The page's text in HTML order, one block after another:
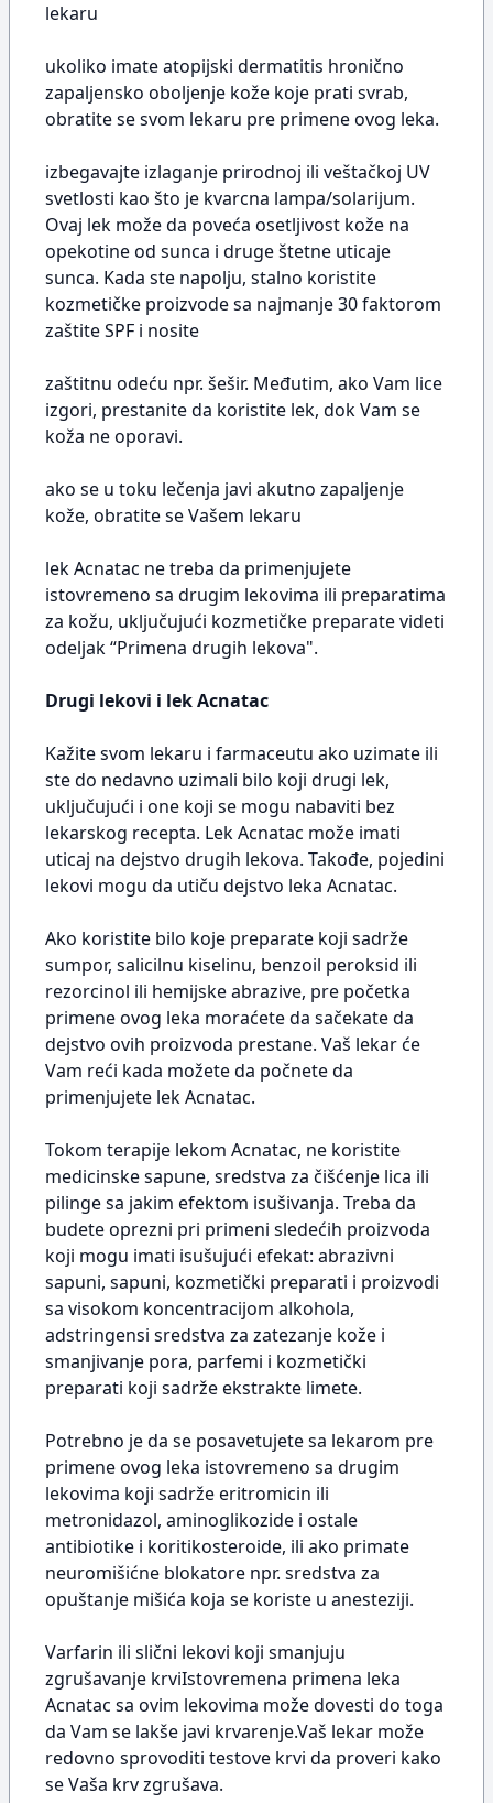
lekaru
ukoliko imate atopijski dermatitis hronično
zapaljensko oboljenje kože koje prati svrab,
obratite se svom lekaru pre primene ovog leka.
izbegavajte izlaganje prirodnoj ili veštačkoj UV
svetlosti kao što je kvarcna lampa/solarijum.
Ovaj lek može da poveća osetljivost kože na
opekotine od sunca i druge štetne uticaje
sunca. Kada ste napolju, stalno koristite
kozmetičke proizvode sa najmanje 30 faktorom
zaštite SPF i nosite
zaštitnu odeću npr. šešir. Međutim, ako Vam lice
izgori, prestanite da koristite lek, dok Vam se
koža ne oporavi.
ako se u toku lečenja javi akutno zapaljenje
kože, obratite se Vašem lekaru
lek Acnatac ne treba da primenjujete
istovremeno sa drugim lekovima ili preparatima
za kožu, uključujući kozmetičke preparate videti
odeljak “Primena drugih lekova".
Drugi lekovi i lek Acnatac
Kažite svom lekaru i farmaceutu ako uzimate ili
ste do nedavno uzimali bilo koji drugi lek,
uključujući i one koji se mogu nabaviti bez
lekarskog recepta. Lek Acnatac može imati
uticaj na dejstvo drugih lekova. Takođe, pojedini
lekovi mogu da utiču dejstvo leka Acnatac.
Ako koristite bilo koje preparate koji sadrže
sumpor, salicilnu kiselinu, benzoil peroksid ili
rezorcinol ili hemijske abrazive, pre početka
primene ovog leka moraćete da sačekate da
dejstvo ovih proizvoda prestane. Vaš lekar će
Vam reći kada možete da počnete da
primenjujete lek Acnatac.
Tokom terapije lekom Acnatac, ne koristite
medicinske sapune, sredstva za čišćenje lica ili
pilinge sa jakim efektom isušivanja. Treba da
budete oprezni pri primeni sledećih proizvoda
koji mogu imati isušujući efekat: abrazivni
sapuni, sapuni, kozmetički preparati i proizvodi
sa visokom koncentracijom alkohola,
adstringensi sredstva za zatezanje kože i
smanjivanje pora, parfemi i kozmetički
preparati koji sadrže ekstrakte limete.
Potrebno je da se posavetujete sa lekarom pre
primene ovog leka istovremeno sa drugim
lekovima koji sadrže eritromicin ili
metronidazol, aminoglikozide i ostale
antibiotike i koritikosteroide, ili ako primate
neuromišićne blokatore npr. sredstva za
opuštanje mišića koja se koriste u anesteziji.
Varfarin ili slični lekovi koji smanjuju
zgrušavanje krviIstovremena primena leka
Acnatac sa ovim lekovima može dovesti do toga
da Vam se lakše javi krvarenje.Vaš lekar može
redovno sprovoditi testove krvi da proveri kako
se Vaša krv zgrušava.